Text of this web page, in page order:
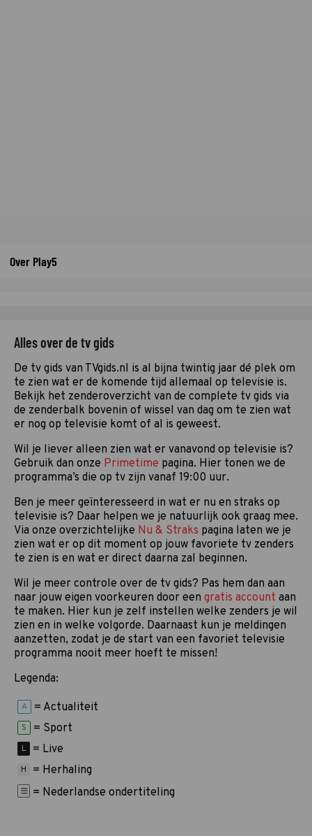
Over Play5
Alles over de tv gids
De tv gids van TVgids.nl is al bijna twintig jaar dé plek om
te zien wat er de komende tijd allemaal op televisie is.
Bekijk het zenderoverzicht van de complete tv gids via
de zenderbalk bovenin of wissel van dag om te zien wat
er nog op televisie komt of al is geweest.
Wil je liever alleen zien wat er vanavond op televisie is?
Gebruik dan onze Primetime pagina. Hier tonen we de
programma’s die op tv zijn vanaf 19:00 uur.
Ben je meer geïnteresseerd in wat er nu en straks op
televisie is? Daar helpen we je natuurlijk ook graag mee.
Via onze overzichtelijke Nu & Straks pagina laten we je
zien wat er op dit moment op jouw favoriete tv zenders
te zien is en wat er direct daarna zal beginnen.
Wil je meer controle over de tv gids? Pas hem dan aan
naar jouw eigen voorkeuren door een gratis account aan
te maken. Hier kun je zelf instellen welke zenders je wil
zien en in welke volgorde. Daarnaast kun je meldingen
aanzetten, zodat je de start van een favoriet televisie
programma nooit meer hoeft te missen!
Legenda:
A = Actualiteit
S = Sport
L = Live
H
= Herhaling
= Nederlandse ondertiteling